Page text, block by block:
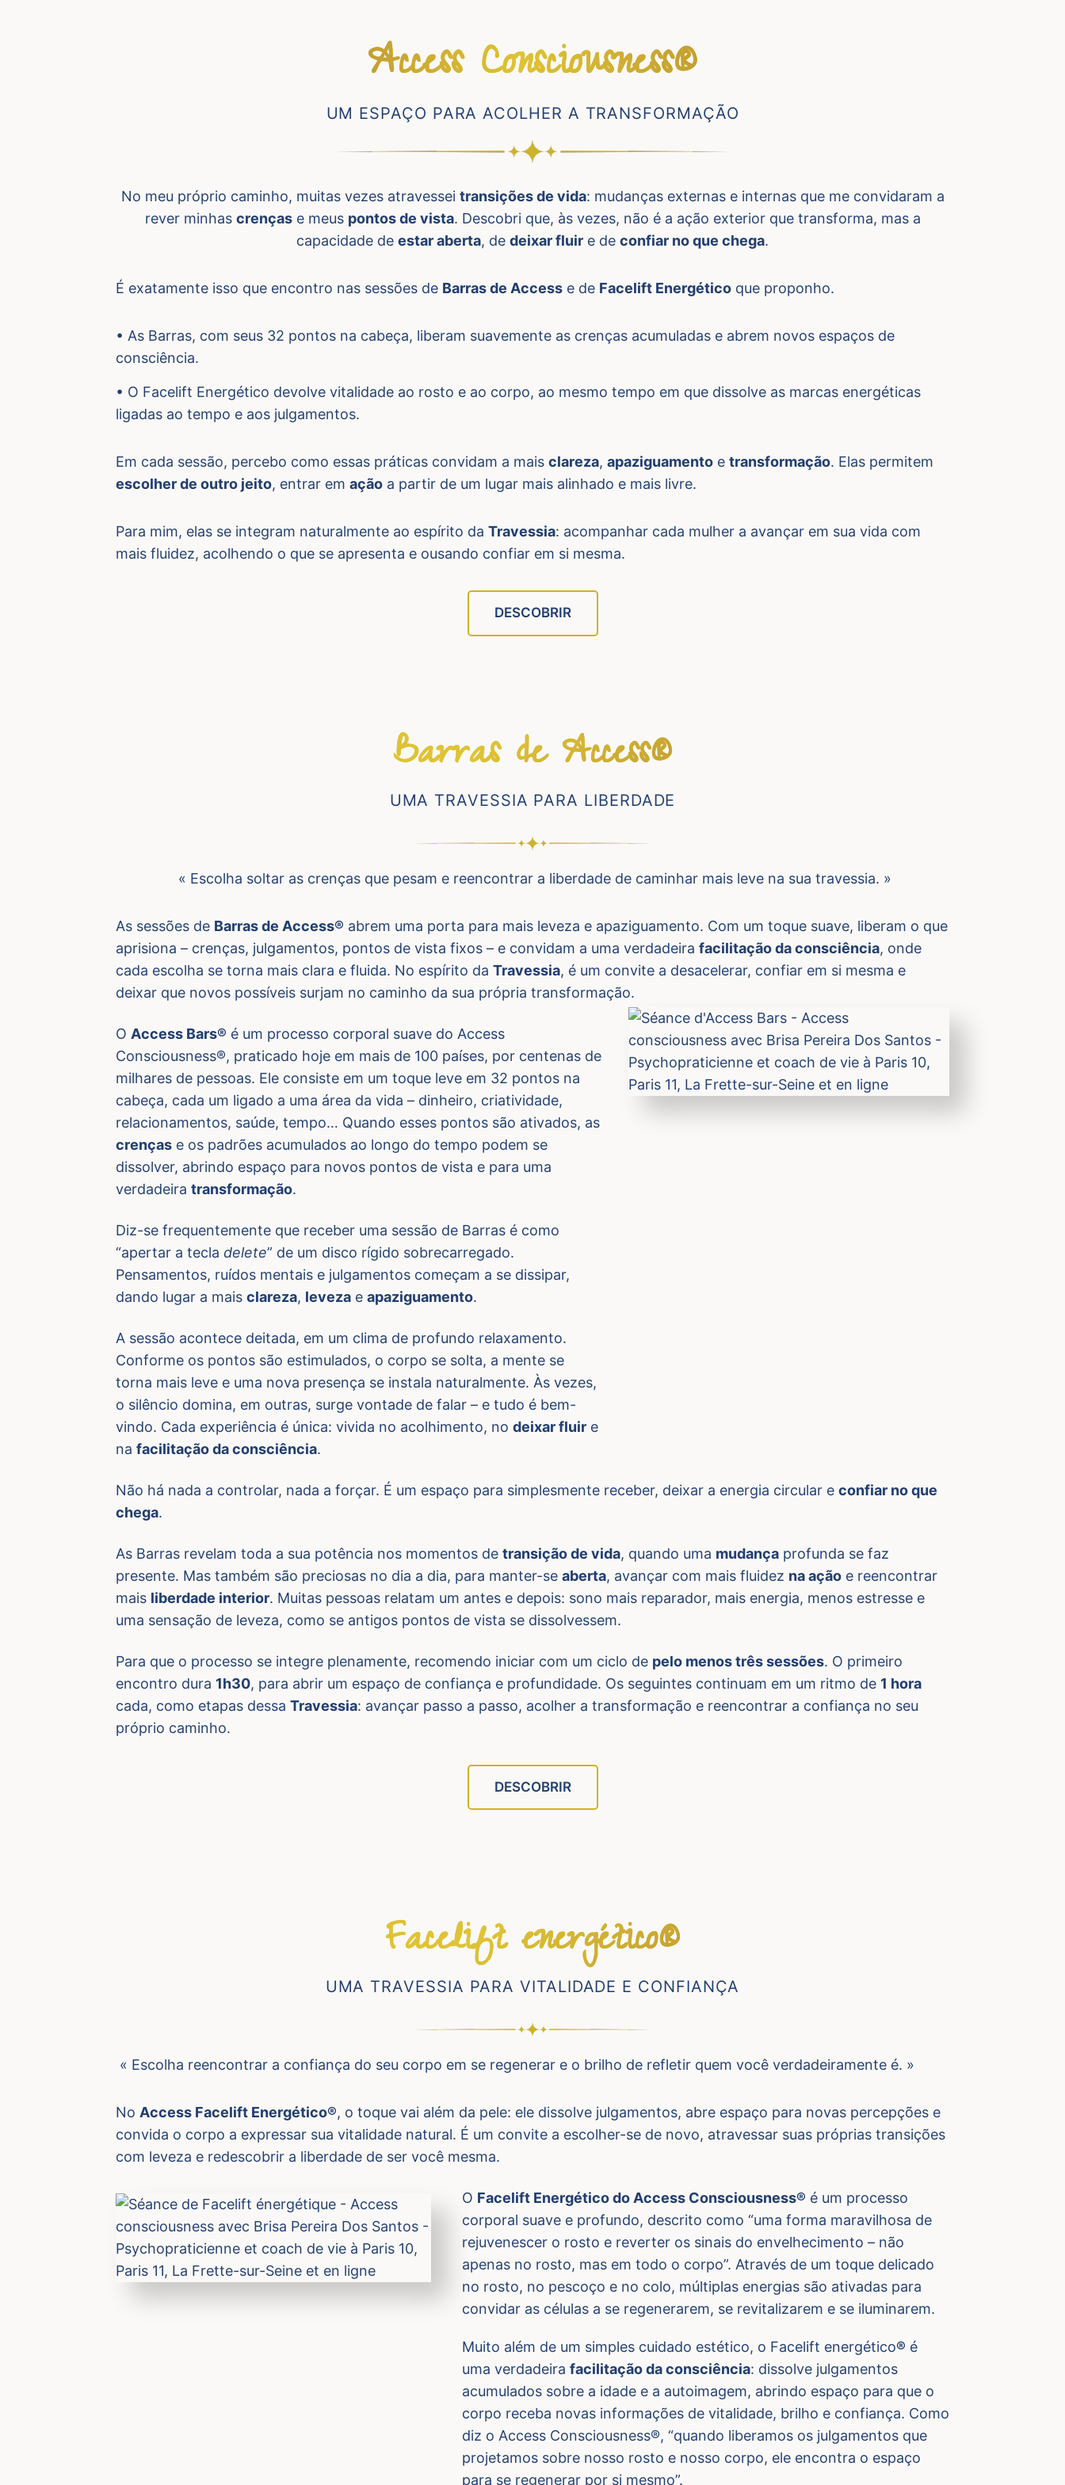
Access Consciousness®
UM ESPAÇO PARA ACOLHER A TRANSFORMAÇÃO
No meu próprio caminho, muitas vezes atravessei transições de vida: mudanças externas e internas que me convidaram a
rever minhas crençase meus pontos de vista. Descobri que, às vezes, não é a ação exterior que transforma, mas a
capacidade de estar aberta, de deixar fluir e de confiar no que chega.
É exatamente isso que encontro nas sessões de Barras de Access e de Facelift Energético que proponho.
• As Barras, com seus 32 pontos na cabeça, liberam suavemente as crenças acumuladas e abrem novos espaços de
consciência.
• O Facelift Energético devolve vitalidade ao rosto e ao corpo, ao mesmo tempo em que dissolve as marcas energéticas
ligadas ao tempo e aos julgamentos.
Em cada sessão, percebo como essas práticas convidam a mais clareza, apaziguamento e transformação. Elas permitem
escolher de outro jeito, entrar em ação a partir de um lugar mais alinhado e mais livre.
Para mim, elas se integram naturalmente ao espírito da Travessia: acompanhar cada mulher a avançar em sua vida com
mais fluidez, acolhendo o que se apresenta e ousando confiar em si mesma.
DESCOBRIR
Barras de Access®
UMA TRAVESSIA PARA LIBERDADE
« Escolha soltar as crenças que pesam e reencontrar a liberdade de caminhar mais leve na sua travessia. »
As sessões de Barras de Access® abrem uma porta para mais leveza e apaziguamento. Com um toque suave, liberam o que
aprisiona – crenças, julgamentos, pontos de vista fixos – e convidam a uma verdadeira facilitação da consciência, onde
cada escolha se torna mais clara e fluida. No espírito da Travessia, é um convite a desacelerar, confiar em si mesma e
deixar que novos possíveis surjam no caminho da sua própria transformação.
O Access Bars® é um processo corporal suave do Access
Consciousness®, praticado hoje em mais de 100 países, por centenas de
milhares de pessoas. Ele consiste em um toque leve em 32 pontos na
cabeça, cada um ligado a uma área da vida – dinheiro, criatividade,
relacionamentos, saúde, tempo… Quando esses pontos são ativados, as
crenças e os padrões acumulados ao longo do tempo podem se
dissolver, abrindo espaço para novos pontos de vista e para uma
verdadeira transformação.
Diz-se frequentemente que receber uma sessão de Barras é como
“apertar a tecla delete” de um disco rígido sobrecarregado.
Pensamentos, ruídos mentais e julgamentos começam a se dissipar,
dando lugar a mais clareza, leveza e apaziguamento.
A sessão acontece deitada, em um clima de profundo relaxamento.
Conforme os pontos são estimulados, o corpo se solta, a mente se
torna mais leve e uma nova presença se instala naturalmente. Às vezes,
o silêncio domina, em outras, surge vontade de falar – e tudo é bem-
vindo. Cada experiência é única: vivida no acolhimento, no deixar fluir e
na facilitação da consciência.
Não há nada a controlar, nada a forçar. É um espaço para simplesmente receber, deixar a energia circular e confiar no que
chega.
As Barras revelam toda a sua potência nos momentos de transição de vida, quando uma mudança profunda se faz
presente. Mas também são preciosas no dia a dia, para manter-se aberta, avançar com mais fluidez na ação e reencontrar
mais liberdade interior. Muitas pessoas relatam um antes e depois: sono mais reparador, mais energia, menos estresse e
uma sensação de leveza, como se antigos pontos de vista se dissolvessem.
Para que o processo se integre plenamente, recomendo iniciar com um ciclo de pelo menos três sessões. O primeiro
encontro dura 1h30, para abrir um espaço de confiança e profundidade. Os seguintes continuam em um ritmo de 1 hora
cada, como etapas dessa Travessia: avançar passo a passo, acolher a transformação e reencontrar a confiança no seu
próprio caminho.
DESCOBRIR
Facelift energético®
UMA TRAVESSIA PARA VITALIDADE E CONFIANÇA
« Escolha reencontrar a confiança do seu corpo em se regenerar e o brilho de refletir quem você verdadeiramente é. »
No Access Facelift Energético®, o toque vai além da pele: ele dissolve julgamentos, abre espaço para novas percepções e
convida o corpo a expressar sua vitalidade natural. É um convite a escolher-se de novo, atravessar suas próprias transições
com leveza e redescobrir a liberdade de ser você mesma.
O Facelift Energético do Access Consciousness® é um processo
corporal suave e profundo, descrito como “uma forma maravilhosa de
rejuvenescer o rosto e reverter os sinais do envelhecimento – não
apenas no rosto, mas em todo o corpo”. Através de um toque delicado
no rosto, no pescoço e no colo, múltiplas energias são ativadas para
convidar as células a se regenerarem, se revitalizarem e se iluminarem.
Muito além de um simples cuidado estético, o Facelift energético® é
uma verdadeira facilitação da consciência: dissolve julgamentos
acumulados sobre a idade e a autoimagem, abrindo espaço para que o
corpo receba novas informações de vitalidade, brilho e confiança. Como
diz o Access Consciousness®, “quando liberamos os julgamentos que
projetamos sobre nosso rosto e nosso corpo, ele encontra o espaço
para se regenerar por si mesmo”.